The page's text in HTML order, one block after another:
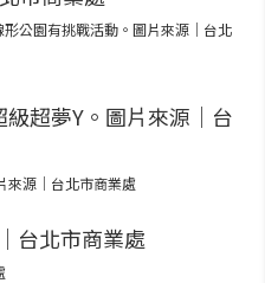
公園有挑戰活動。圖片來源｜台北
來源｜台北市商業處